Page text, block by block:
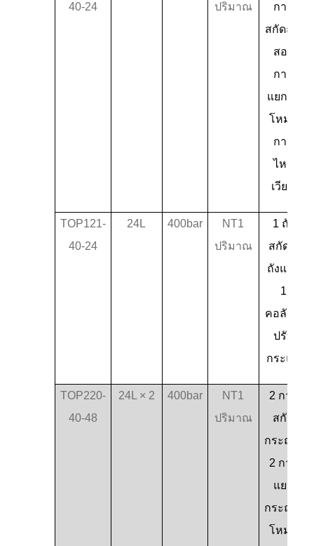
40-24
ปริมาณ
การ
สกัดถัง-
สอง
การ
แยกถัง
โหมด
การ
ไหล
เวียน
TOP121-
40-24
24L 400bar
NT1
ปริมาณ
1 ถัง
สกัด 2
ถังแยก
1
คอลัมน์
ปรับ
กระแส
TOP220-
40-48
24L × 2 400bar
NT1
ปริมาณ
2 การ
สกัด
กระถาง
2 การ
แยก
กระถาง
โหมด